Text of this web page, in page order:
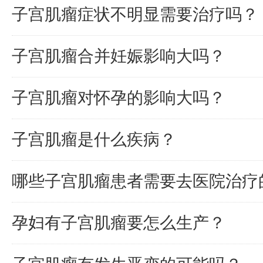
子宫肌瘤症状不明显需要治疗吗？
子宫肌瘤合并妊娠影响大吗？
子宫肌瘤对怀孕的影响大吗？
子宫肌瘤是什么疾病？
哪些子宫肌瘤患者需要去医院治疗
孕妇有子宫肌瘤要怎么生产？